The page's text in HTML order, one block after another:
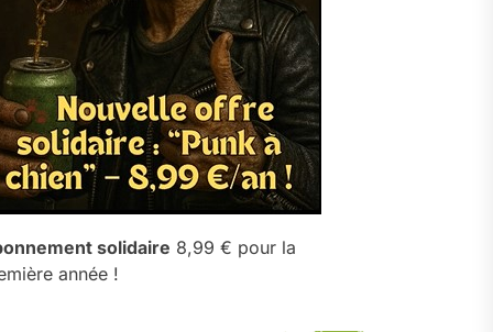
solidaire 8,99 € pour la
année !